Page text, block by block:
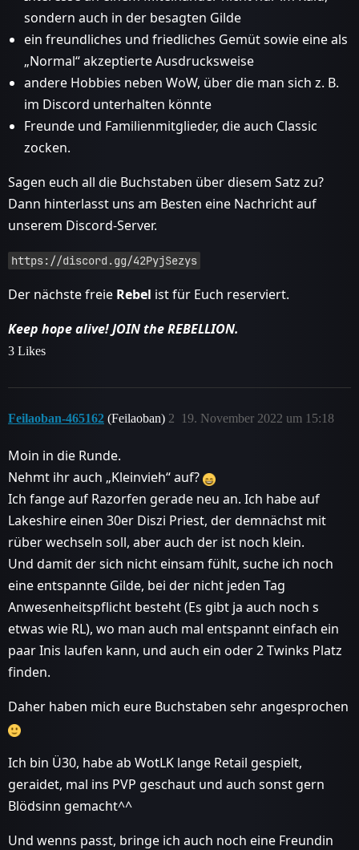
sondern auch in der besagten Gilde
ein freundliches und friedliches Gemüt sowie eine als
„Normal“ akzeptierte Ausdrucksweise
andere Hobbies neben WoW, über die man sich z. B.
im Discord unterhalten könnte
Freunde und Familienmitglieder, die auch Classic
zocken.
Sagen euch all die Buchstaben über diesem Satz zu?
Dann hinterlasst uns am Besten eine Nachricht auf
unserem Discord-Server.
https://discord.gg/42PyjSezys
Der nächste freie Rebel ist für Euch reserviert.
Keep hope alive! JOIN the REBELLION.
3 Likes
Feilaoban-465162 (Feilaoban) 19. November 2022 um 15:18
2
Moin in die Runde.
Nehmt ihr auch „Kleinvieh“ auf?
Ich fange auf Razorfen gerade neu an. Ich habe auf
Lakeshire einen 30er Diszi Priest, der demnächst mit
rüber wechseln soll, aber auch der ist noch klein.
Und damit der sich nicht einsam fühlt, suche ich noch
eine entspannte Gilde, bei der nicht jeden Tag
Anwesenheitspflicht besteht (Es gibt ja auch noch s
etwas wie RL), wo man auch mal entspannt einfach ein
paar Inis laufen kann, und auch ein oder 2 Twinks Platz
finden.
Daher haben mich eure Buchstaben sehr angesprochen
Ich bin Ü30, habe ab WotLK lange Retail gespielt,
geraidet, mal ins PVP geschaut und auch sonst gern
Blödsinn gemacht^^
Und wenns passt, bringe ich auch noch eine Freundin